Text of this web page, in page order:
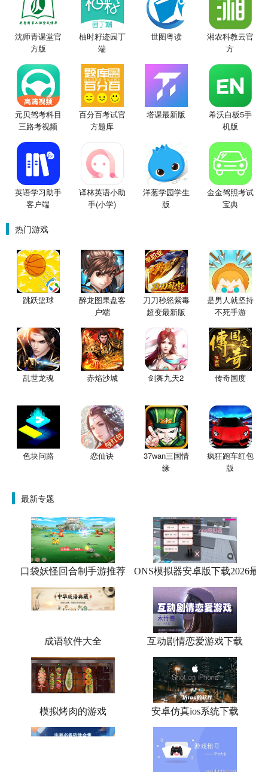
沈师青课堂官
方版
柚时籽迹园丁
端
世图粤读
湘农科教云官
方
元贝驾考科目
三路考视频
百分百考试官
方题库
塔课最新版
希沃白板5手
机版
英语学习助手
客户端
译林英语小助
手(小学)
洋葱学园学生
版
金金驾照考试
宝典
热门游戏
跳跃篮球
醉龙图果盘客
户端
刀刀秒怒紫毒
超变最新版
是男人就坚持
不死手游
乱世龙魂 赤焰沙城 剑舞九天2 传奇国度
色块问路 恋仙诀
37wan三国情
缘
疯狂跑车红包
版
最新专题
口袋妖怪回合制手游推荐 ONS模拟器安卓版下载2026最
成语软件大全 互动剧情恋爱游戏下载
模拟烤肉的游戏 安卓仿真ios系统下载